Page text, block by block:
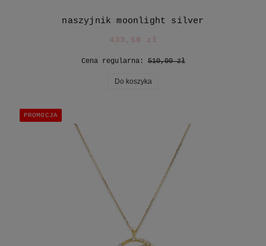
naszyjnik moonlight silver
433,50 zł
Cena regularna:510,00 zł
Do koszyka
PROMOCJA